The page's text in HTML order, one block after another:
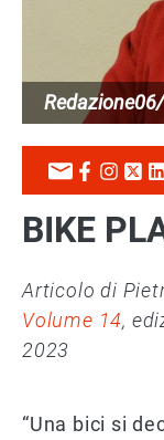
Redazione
BIKE
Articolo di
Volume 14,
2023
“Una bici si